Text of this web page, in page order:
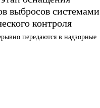
выбросов системами
контроля
передаются в надзорные